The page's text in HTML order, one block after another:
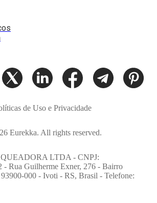
de Uso e Privacidade
Eurekka. All rights reserved.
LTDA - CNPJ:
- Rua Guilherme Exner, 276 - Bairro
000 - Ivoti - RS, Brasil - Telefone: